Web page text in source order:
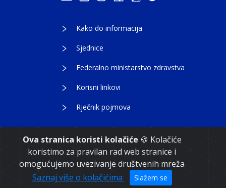
Ova stranica koristi kolačiće 🍪 Kolačiće
koristimo za pravilan rad web stranice i
omogućujemo uvezivanje društvenih mreža
Saznaj više o kolačićima
Slažem se
Kako do informacija
Sjednice
Federalno ministarstvo zdravstva
Korisni linkovi
Rječnik pojmova
Copyright 2021. Vlada Federacije Bosne i
Hercegovine